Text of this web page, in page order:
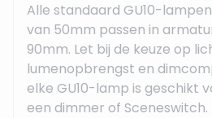
Alle standaard GU10-
van 50mm passen in
90mm. Let bij de keuze op
lumenopbrengst en
elke GU10-lamp is geschikt
een dimmer of Sceneswitch.